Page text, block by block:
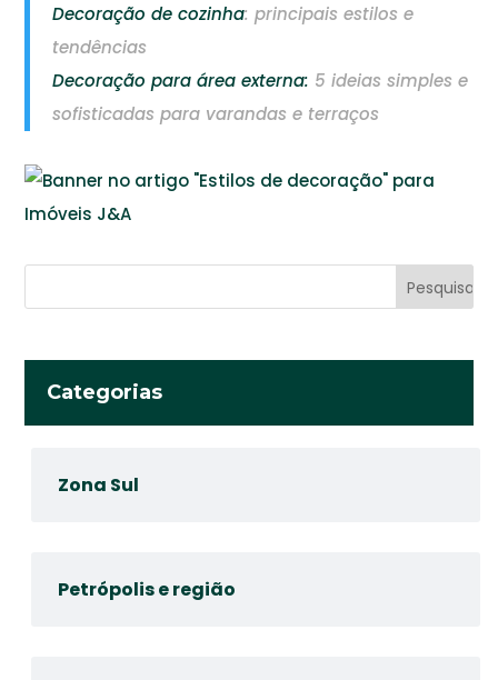
Decoração de cozinha: principais estilos e
tendências
Decoração para área externa: 5 ideias simples e
sofisticadas para varandas e terraços
Categorias
Zona Sul
Petrópolis e região